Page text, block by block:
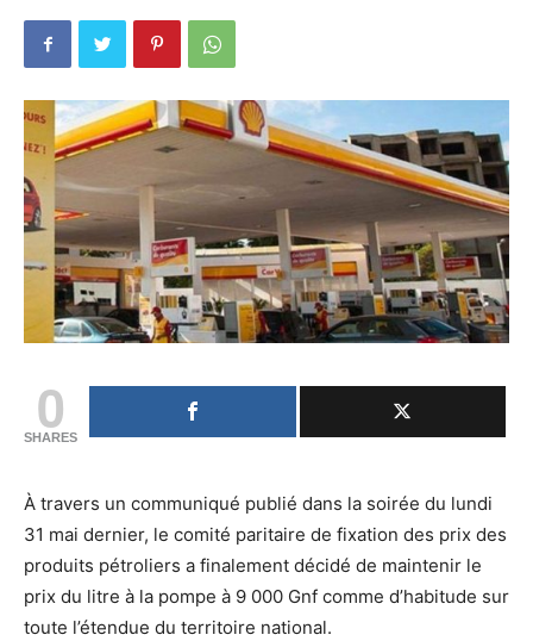
0
SHARES
À travers un communiqué publié dans la soirée du lundi
31 mai dernier, le comité paritaire de fixation des prix des
produits pétroliers a finalement décidé de maintenir le
prix du litre à la pompe à 9 000 Gnf comme d’habitude sur
toute l’étendue du territoire national.